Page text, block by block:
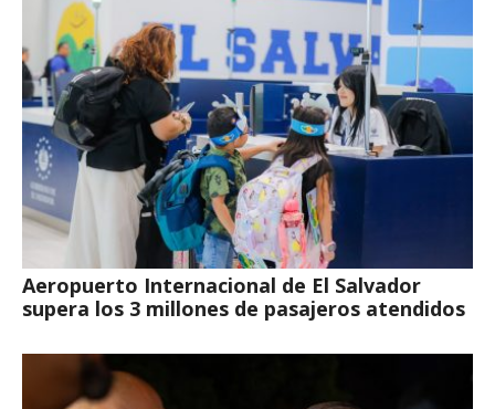
Aeropuerto Internacional de El Salvador
supera los 3 millones de pasajeros atendidos